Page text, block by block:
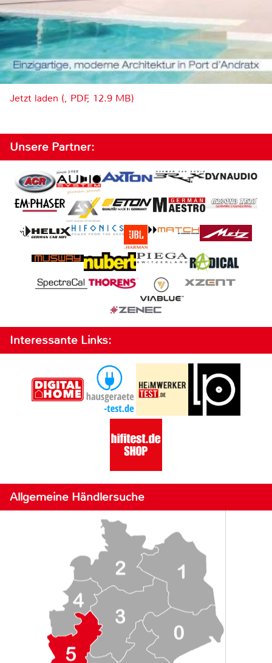
Jetzt laden (, PDF, 12.9 MB)
Unsere Partner:
Interessante Links:
Allgemeine Händlersuche